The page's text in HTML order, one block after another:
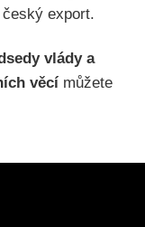
export.
vlády a
věcí můžete